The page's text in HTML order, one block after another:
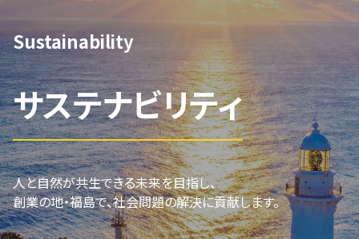
Sustainability
サステナビリティ
人と自然が共生できる未来を目指し、
創業の地・福島で、社会問題の解決に貢献します。